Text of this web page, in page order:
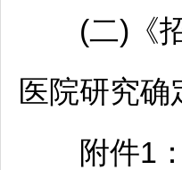
(二)《
医院研究确
附件1：